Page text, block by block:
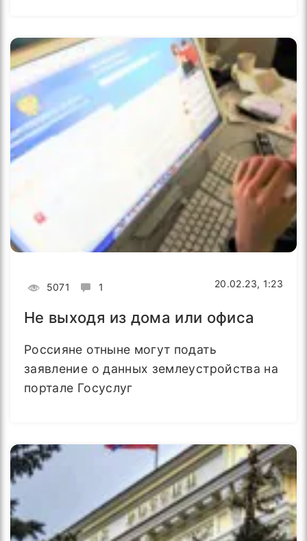
5071 1 20.02.23, 1:23
Не выходя из дома или офиса
Россияне отныне могут подать
заявление о данных землеустройства на
портале Госуслуг